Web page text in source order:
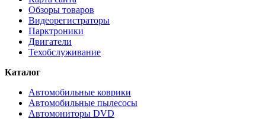
Обзоры товаров
Видеорегистраторы
Парктроники
Двигатели
Техобслуживание
Каталог
Автомобильные коврики
Автомобильные пылесосы
Автомониторы DVD